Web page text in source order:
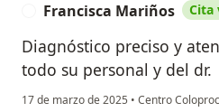
Francisca Mariños Cita
Diagnóstico preciso y
todo su personal y del dr.
17 de marzo de 2025 • Centro